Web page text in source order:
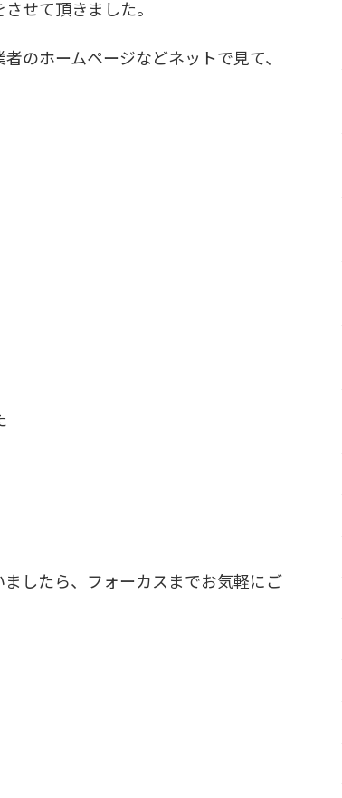
せて頂きました。
のホームページなどネットで見て、
したら、フォーカスまでお気軽にご